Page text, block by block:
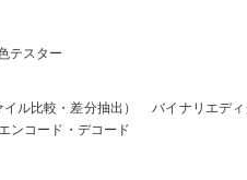
テスター
ル比較・差分抽出） バイナリエディ
ンコード・デコード